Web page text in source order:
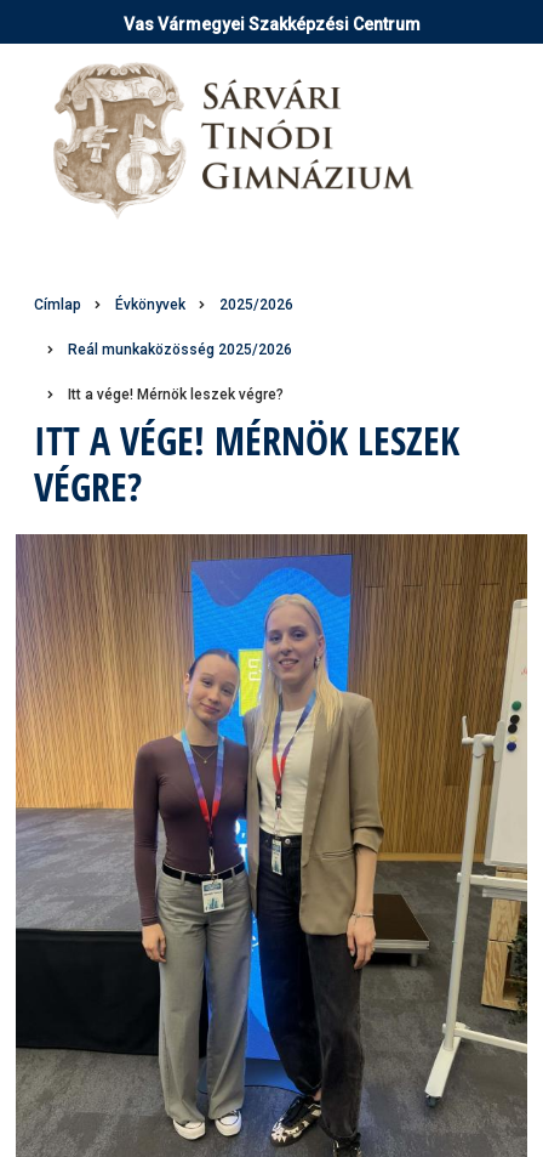
a
tartalomra
Vas Vármegyei Szakképzési Centrum
Morzsa
Címlap Évkönyvek 2025/2026
Reál munkaközösség 2025/2026
Itt a vége! Mérnök leszek végre?
ITT A VÉGE! MÉRNÖK LESZEK
VÉGRE?